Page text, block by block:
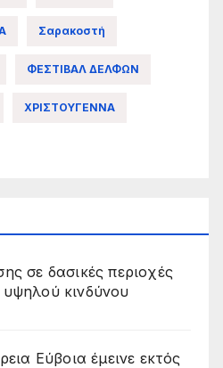
Σαρακοστή
ΦΕΣΤΙΒΑΛ ΔΕΛΦΩΝ
ΧΡΙΣΤΟΥΓΕΝΝΑ
σε δασικές περιοχές
κινδύνου
Εύβοια έμεινε εκτός